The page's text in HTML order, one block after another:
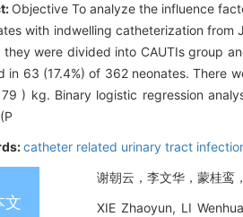
Objective To analyze the influence
with indwelling catheterization
they were divided into CAUTIs group
in 63 (17.4%) of 362 neonates. There
) kg. Binary logistic regression
catheter related urinary tract
文
谢朝云，李文华，蒙桂鸾
XIE Zhaoyun, LI